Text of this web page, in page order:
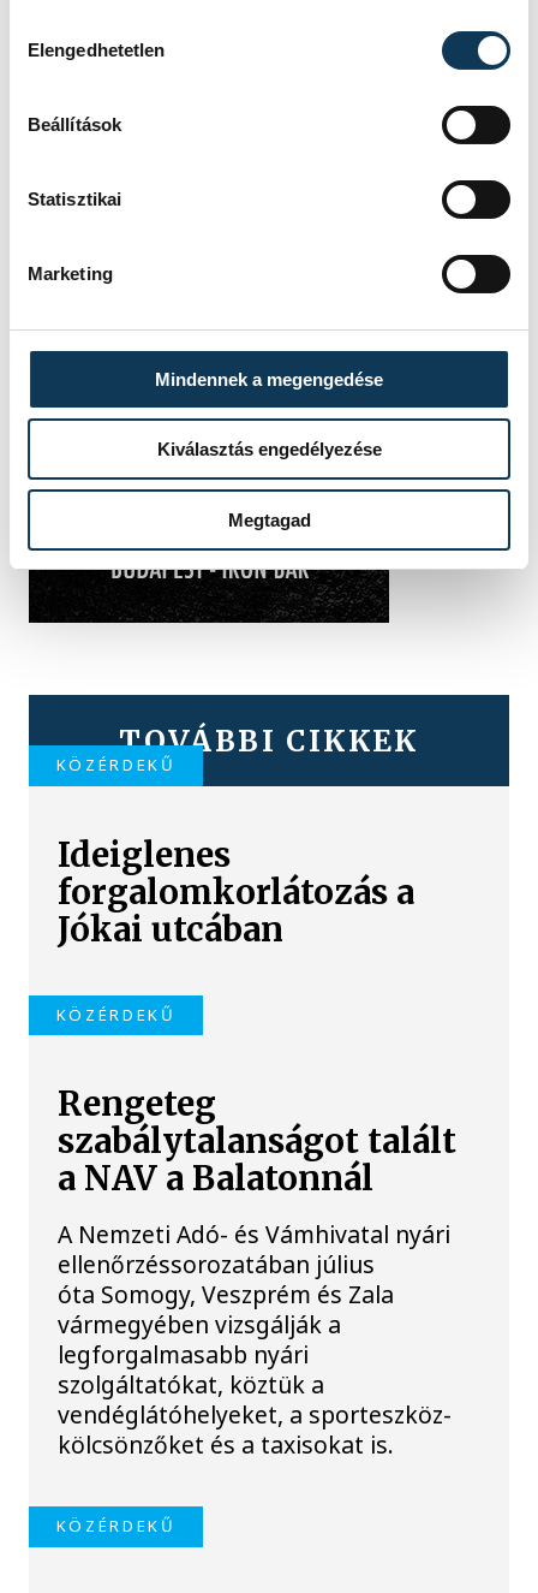
Elengedhetetlen
Beállítások
Statisztikai
Marketing
Mindennek a megengedése
Kiválasztás engedélyezése
Megtagad
TOVÁBBI CIKKEK
KÖZÉRDEKŰ
Ideiglenes
forgalomkorlátozás a
Jókai utcában
KÖZÉRDEKŰ
Rengeteg
szabálytalanságot talált
a NAV a Balatonnál
A Nemzeti Adó- és Vámhivatal nyári
ellenőrzéssorozatában július
óta Somogy, Veszprém és Zala
vármegyében vizsgálják a
legforgalmasabb nyári
szolgáltatókat, köztük a
vendéglátóhelyeket, a sporteszköz-
kölcsönzőket és a taxisokat is.
KÖZÉRDEKŰ